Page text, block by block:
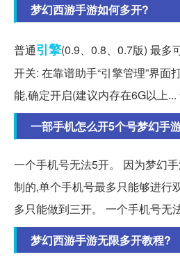
梦幻西游手游如何多开?
普通引擎(0.9、0.8、0.7版) 最多
开关: 在靠谱助手“引擎管理”界面
能,确定开启(建议内存在6G以上...
一部手机怎么开5个号梦幻手
一个手机号无法5开。 因为梦幻
制的,单个手机号最多只能够进行
多只能做到三开。 一个手机号无
梦幻西游手游无限多开教程?